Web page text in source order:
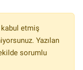
kabul etmiş
Yazılan
sorumlu